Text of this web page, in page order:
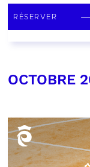
RÉSERVER
OCTOBRE